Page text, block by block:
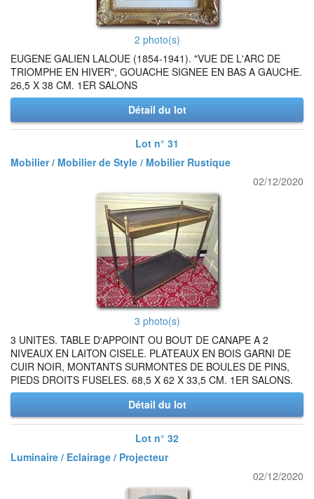
2 photo(s)
EUGENE GALIEN LALOUE (1854-1941). "VUE DE L'ARC DE
TRIOMPHE EN HIVER", GOUACHE SIGNEE EN BAS A GAUCHE.
26,5 X 38 CM. 1ER SALONS
Détail du lot
Lot n° 31
Mobilier / Mobilier de Style / Mobilier Rustique
02/12/2020
3 photo(s)
3 UNITES. TABLE D'APPOINT OU BOUT DE CANAPE A 2
NIVEAUX EN LAITON CISELE. PLATEAUX EN BOIS GARNI DE
CUIR NOIR, MONTANTS SURMONTES DE BOULES DE PINS,
PIEDS DROITS FUSELES. 68,5 X 62 X 33,5 CM. 1ER SALONS.
Détail du lot
Lot n° 32
Luminaire / Eclairage / Projecteur
02/12/2020